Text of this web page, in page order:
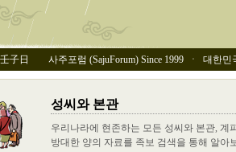
子日 사주포럼 (SajuForum) Since 1999 ㆍ 대한
성씨와 본관
우리나라에 현존하는 모든 성씨와 본관, 계
방대한 양의 자료를 족보 검색을 통해 알아